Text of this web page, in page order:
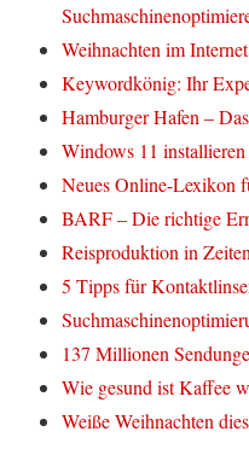
Weihnachten im
Keywordkönig: Ihr
Hamburger Hafen –
Windows 11
Neues Online-Lexikon
BARF – Die richtige
Reisproduktion in
5 Tipps für
137 Millionen
Wie gesund ist Kaffee
Weiße Weihnachten